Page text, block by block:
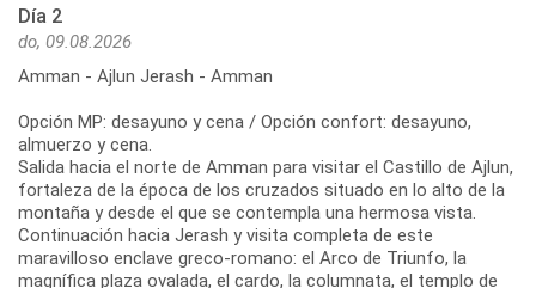
Día 2
do, 09.08.2026
Amman - Ajlun Jerash - Amman
Opción MP: desayuno y cena / Opción confort: desayuno,
almuerzo y cena.
Salida hacia el norte de Amman para visitar el Castillo de Ajlun,
fortaleza de la época de los cruzados situado en lo alto de la
montaña y desde el que se contempla una hermosa vista.
Continuación hacia Jerash y visita completa de este
maravilloso enclave greco-romano: el Arco de Triunfo, la
magnífica plaza ovalada, el cardo, la columnata, el templo de